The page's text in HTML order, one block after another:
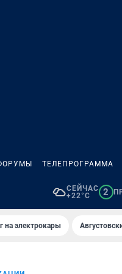
ТЕЛЕПРОГРАММА
СЕЙЧАС
+22°C
2
на электрокары